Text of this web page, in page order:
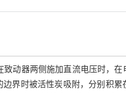
致动器两侧施加直流电压时，
界时被活性炭吸附，分别积